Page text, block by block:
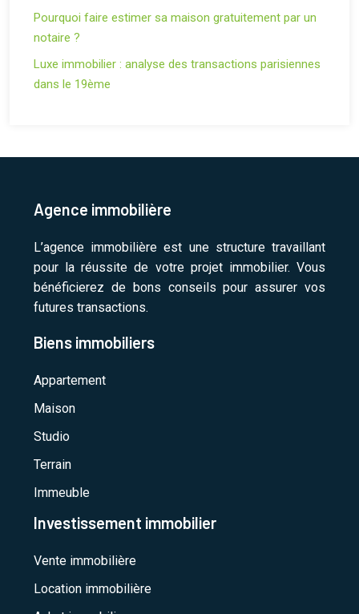
Pourquoi faire estimer sa maison gratuitement par un
notaire ?
Luxe immobilier : analyse des transactions parisiennes
dans le 19ème
Agence immobilière
L’agence immobilière est une structure travaillant
pour la réussite de votre projet immobilier. Vous
bénéficierez de bons conseils pour assurer vos
futures transactions.
Biens immobiliers
Appartement
Maison
Studio
Terrain
Immeuble
Investissement immobilier
Vente immobilière
Location immobilière